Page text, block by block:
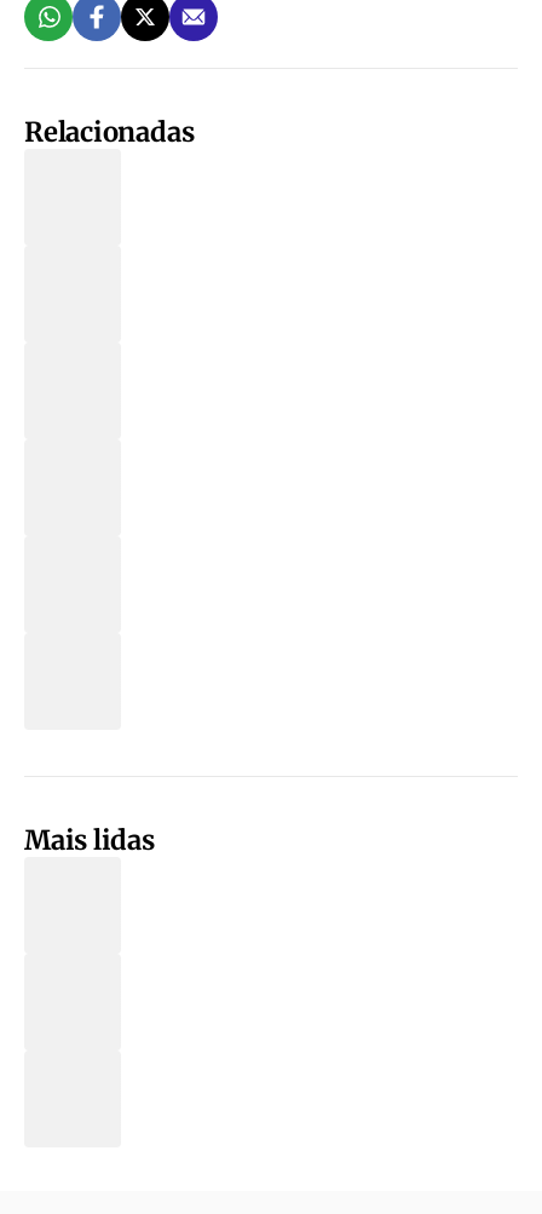
Relacionadas
Mais lidas